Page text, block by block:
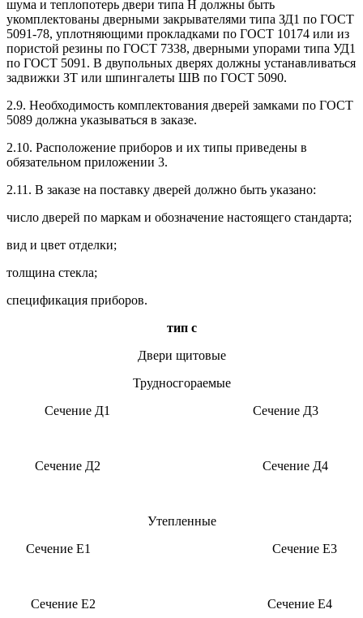
шума и теплопотерь двери типа Н должны быть
укомплектованы дверными закрывателями типа ЗД1 по ГОСТ
5091-78, уплотняющими прокладками по ГОСТ 10174 или из
пористой резины по ГОСТ 7338, дверными упорами типа УД1
по ГОСТ 5091. В двупольных дверях должны устанавливаться
задвижки ЗТ или шпингалеты ШВ по ГОСТ 5090.
2.9. Необходимость комплектования дверей замками по ГОСТ
5089 должна указываться в заказе.
2.10. Расположение приборов и их типы приведены в
обязательном приложении 3.
2.11. В заказе на поставку дверей должно быть указано:
число дверей по маркам и обозначение настоящего стандарта;
вид и цвет отделки;
толщина стекла;
спецификация приборов.
тип с
Двери щитовые
Трудносгораемые
Сечение Д1 Сечение Д3
Сечение Д2 Сечение Д4
Утепленные
Сечение E1 Сечение Е3
Сечение Е2 Сечение Е4